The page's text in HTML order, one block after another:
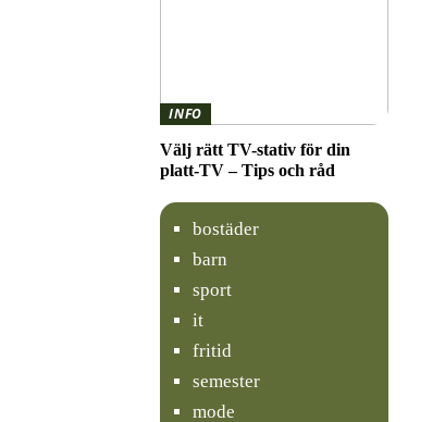
INFO
Välj rätt TV-stativ för din
platt-TV – Tips och råd
bostäder
barn
sport
it
fritid
semester
mode